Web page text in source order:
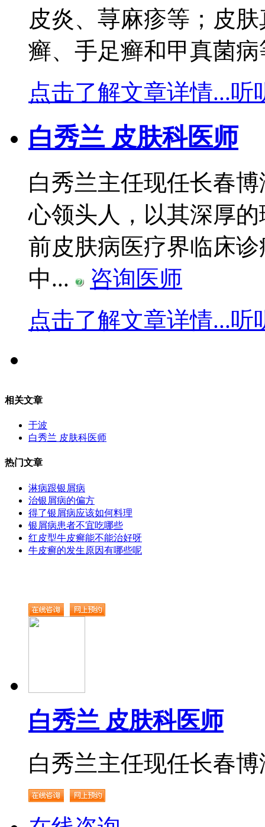
皮炎、荨麻疹等；皮
癣、手足癣和甲真菌
点击了解文章详情...听
白秀兰 皮肤科医师
白秀兰主任现任长春
心领头人，以其深厚
前皮肤病医疗界临床
中...
咨询医师
点击了解文章详情...听
相关文章
于波
白秀兰 皮肤科医师
热门文章
淋病跟银屑病
治银屑病的偏方
得了银屑病应该如何料理
银屑病患者不宜吃哪些
红皮型牛皮癣能不能治好呀
牛皮癣的发生原因有哪些呢
白秀兰 皮肤科医师
白秀兰主任现任长春博